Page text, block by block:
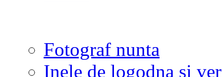
Fotograf nunta
Inele de logodna si